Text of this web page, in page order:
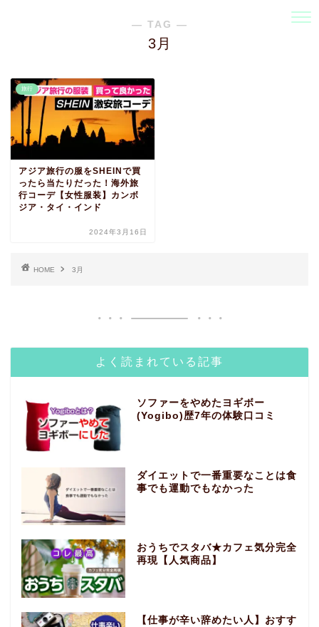
― TAG ―
3月
旅行
アジア旅行の服をSHEINで買
ったら当たりだった！海外旅
行コーデ【女性服装】カンボ
ジア・タイ・インド
2024年3月16日
HOME 3月
よく読まれている記事
ソファーをやめたヨギボー
(Yogibo)歴7年の体験口コミ
ダイエットで一番重要なことは食
事でも運動でもなかった
おうちでスタバ★カフェ気分完全
再現【人気商品】
【仕事が辛い辞めたい人】おすす